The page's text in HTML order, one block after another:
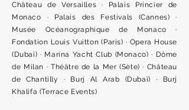
Château de Versailles · Palais Princier de
Monaco · Palais des Festivals (Cannes) ·
Musée Océanographique de Monaco ·
Fondation Louis Vuitton (Paris) · Opera House
(Dubaï) · Marina Yacht Club (Monaco) · Dôme
de Milan · Théâtre de la Mer (Sète) · Château
de Chantilly · Burj Al Arab (Dubaï) · Burj
Khalifa (Terrace Events)